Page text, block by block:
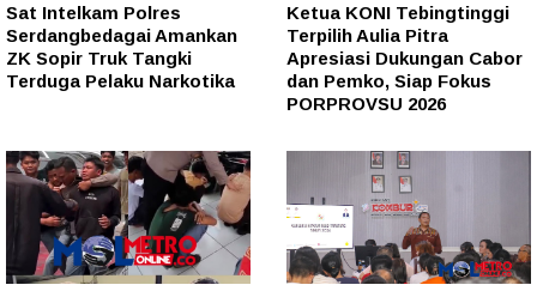
Sat Intelkam Polres
Serdangbedagai Amankan
ZK Sopir Truk Tangki
Terduga Pelaku Narkotika
Ketua KONI Tebingtinggi
Terpilih Aulia Pitra
Apresiasi Dukungan Cabor
dan Pemko, Siap Fokus
PORPROVSU 2026